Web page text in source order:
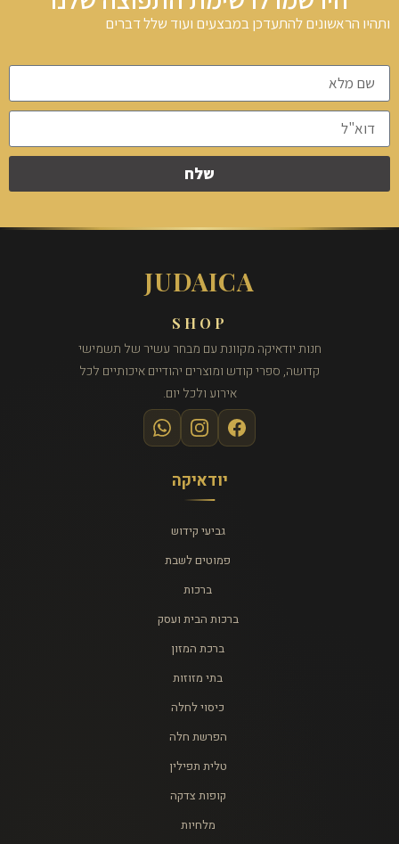
ותהיו הראשונים להתעדכן במבצעים ועוד שלל דברים
שלח
JUDAICA
SHOP
חנות יודאיקה מקוונת עם מבחר עשיר של תשמישי
קדושה, ספרי קודש ומוצרים יהודיים איכותיים לכל
אירוע ולכל יום.
יודאיקה
גביעי קידוש
פמוטים לשבת
ברכות
ברכות הבית ועסק
ברכת המזון
בתי מזוזות
כיסוי לחלה
הפרשת חלה
טלית תפילין
קופות צדקה
מלחיות